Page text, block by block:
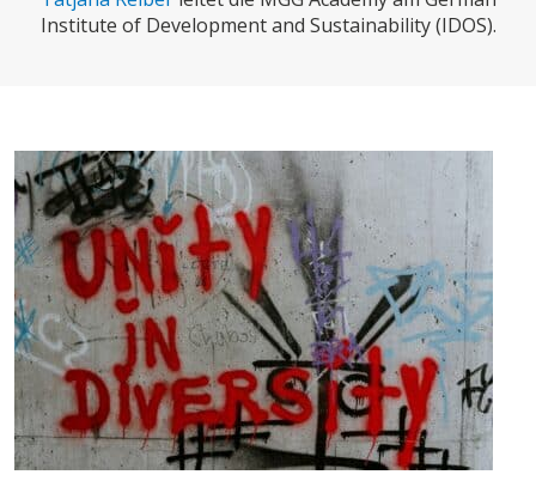
SUCHE
ECONOMISTS FOR FUTURE
DEUTSCHLAND
Institute of Development and Sustainability (IDOS).